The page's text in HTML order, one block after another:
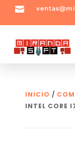

INICIO /
INTEL CORE